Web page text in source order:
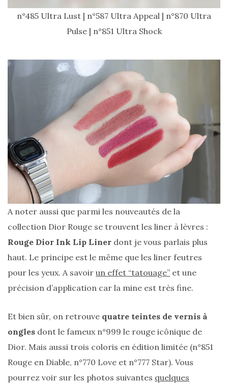
n°485 Ultra Lust | n°587 Ultra Appeal | n°870 Ultra
Pulse | n°851 Ultra Shock
A noter aussi que parmi les nouveautés de la
collection Dior Rouge se trouvent les liner à lèvres :
Rouge Dior Ink Lip Liner dont je vous parlais plus
haut. Le principe est le même que les liner feutres
pour les yeux. A savoir un effet “tatouage” et une
précision d’application car la mine est très fine.
Et bien sûr, on retrouve quatre teintes de vernis à
ongles dont le fameux n°999 le rouge icônique de
Dior. Mais aussi trois coloris en édition limitée (n°851
Rouge en Diable, n°770 Love et n°777 Star). Vous
pourrez voir sur les photos suivantes quelques